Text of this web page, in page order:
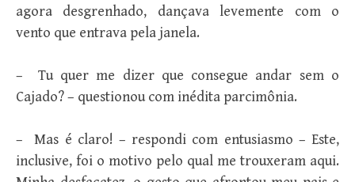
agora desgrenhado, dançava levemente com o
vento que entrava pela janela.
– Tu quer me dizer que consegue andar sem o
Cajado? – questionou com inédita parcimônia.
– Mas é claro! – respondi com entusiasmo – Este,
inclusive, foi o motivo pelo qual me trouxeram aqui.